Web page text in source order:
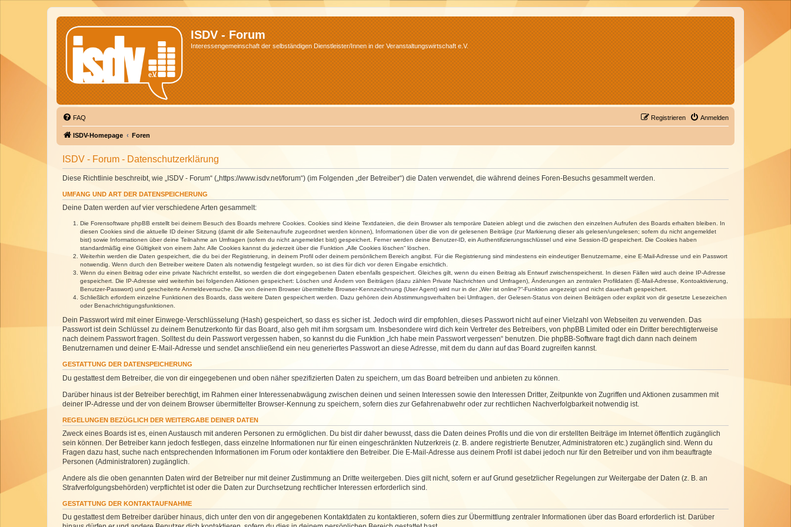
ISDV - Forum
Interessengemeinschaft der selbständigen Dienstleister/Innen in der Veranstaltungswirtschaft e.V.
FAQ Anmelden
Registrieren
ISDV-Homepage Foren
ISDV - Forum - Datenschutzerklärung
Diese Richtlinie beschreibt, wie „ISDV - Forum“ („https://www.isdv.net/forum“) (im Folgenden „der Betreiber“) die Daten verwendet, die während deines Foren-Besuchs gesammelt werden.
UMFANG UND ART DER DATENSPEICHERUNG
Deine Daten werden auf vier verschiedene Arten gesammelt:
Die Forensoftware phpBB erstellt bei deinem Besuch des Boards mehrere Cookies. Cookies sind kleine Textdateien, die dein Browser als temporäre Dateien ablegt und die zwischen den einzelnen Aufrufen des Boards erhalten bleiben. In
diesen Cookies sind die aktuelle ID deiner Sitzung (damit dir alle Seitenaufrufe zugeordnet werden können), Informationen über die von dir gelesenen Beiträge (zur Markierung dieser als gelesen/ungelesen; sofern du nicht angemeldet
bist) sowie Informationen über deine Teilnahme an Umfragen (sofern du nicht angemeldet bist) gespeichert. Ferner werden deine Benutzer-ID, ein Authentifizierungsschlüssel und eine Session-ID gespeichert. Die Cookies haben
standardmäßig eine Gültigkeit von einem Jahr. Alle Cookies kannst du jederzeit über die Funktion „Alle Cookies löschen“ löschen.
Weiterhin werden die Daten gespeichert, die du bei der Registrierung, in deinem Profil oder deinem persönlichem Bereich angibst. Für die Registrierung sind mindestens ein eindeutiger Benutzername, eine E-Mail-Adresse und ein Passwort
notwendig. Wenn durch den Betreiber weitere Daten als notwendig festgelegt wurden, so ist dies für dich vor deren Eingabe ersichtlich.
Wenn du einen Beitrag oder eine private Nachricht erstellst, so werden die dort eingegebenen Daten ebenfalls gespeichert. Gleiches gilt, wenn du einen Beitrag als Entwurf zwischenspeicherst. In diesen Fällen wird auch deine IP-Adresse
gespeichert. Die IP-Adresse wird weiterhin bei folgenden Aktionen gespeichert: Löschen und Ändern von Beiträgen (dazu zählen Private Nachrichten und Umfragen), Änderungen an zentralen Profildaten (E-Mail-Adresse, Kontoaktivierung,
Benutzer-Passwort) und gescheiterte Anmeldeversuche. Die von deinem Browser übermittelte Browser-Kennzeichnung (User Agent) wird nur in der „Wer ist online?“-Funktion angezeigt und nicht dauerhaft gespeichert.
Schließlich erfordern einzelne Funktionen des Boards, dass weitere Daten gespeichert werden. Dazu gehören dein Abstimmungsverhalten bei Umfragen, der Gelesen-Status von deinen Beiträgen oder explizit von dir gesetzte Lesezeichen
oder Benachrichtigungsfunktionen.
Dein Passwort wird mit einer Einwege-Verschlüsselung (Hash) gespeichert, so dass es sicher ist. Jedoch wird dir empfohlen, dieses Passwort nicht auf einer Vielzahl von Webseiten zu verwenden. Das
Passwort ist dein Schlüssel zu deinem Benutzerkonto für das Board, also geh mit ihm sorgsam um. Insbesondere wird dich kein Vertreter des Betreibers, von phpBB Limited oder ein Dritter berechtigterweise
nach deinem Passwort fragen. Solltest du dein Passwort vergessen haben, so kannst du die Funktion „Ich habe mein Passwort vergessen“ benutzen. Die phpBB-Software fragt dich dann nach deinem
Benutzernamen und deiner E-Mail-Adresse und sendet anschließend ein neu generiertes Passwort an diese Adresse, mit dem du dann auf das Board zugreifen kannst.
GESTATTUNG DER DATENSPEICHERUNG
Du gestattest dem Betreiber, die von dir eingegebenen und oben näher spezifizierten Daten zu speichern, um das Board betreiben und anbieten zu können.
Darüber hinaus ist der Betreiber berechtigt, im Rahmen einer Interessenabwägung zwischen deinen und seinen Interessen sowie den Interessen Dritter, Zeitpunkte von Zugriffen und Aktionen zusammen mit
deiner IP-Adresse und der von deinem Browser übermittelter Browser-Kennung zu speichern, sofern dies zur Gefahrenabwehr oder zur rechtlichen Nachverfolgbarkeit notwendig ist.
REGELUNGEN BEZÜGLICH DER WEITERGABE DEINER DATEN
Zweck eines Boards ist es, einen Austausch mit anderen Personen zu ermöglichen. Du bist dir daher bewusst, dass die Daten deines Profils und die von dir erstellten Beiträge im Internet öffentlich zugänglich
sein können. Der Betreiber kann jedoch festlegen, dass einzelne Informationen nur für einen eingeschränkten Nutzerkreis (z. B. andere registrierte Benutzer, Administratoren etc.) zugänglich sind. Wenn du
Fragen dazu hast, suche nach entsprechenden Informationen im Forum oder kontaktiere den Betreiber. Die E-Mail-Adresse aus deinem Profil ist dabei jedoch nur für den Betreiber und von ihm beauftragte
Personen (Administratoren) zugänglich.
Andere als die oben genannten Daten wird der Betreiber nur mit deiner Zustimmung an Dritte weitergeben. Dies gilt nicht, sofern er auf Grund gesetzlicher Regelungen zur Weitergabe der Daten (z. B. an
Strafverfolgungsbehörden) verpflichtet ist oder die Daten zur Durchsetzung rechtlicher Interessen erforderlich sind.
GESTATTUNG DER KONTAKTAUFNAHME
Du gestattest dem Betreiber darüber hinaus, dich unter den von dir angegebenen Kontaktdaten zu kontaktieren, sofern dies zur Übermittlung zentraler Informationen über das Board erforderlich ist. Darüber